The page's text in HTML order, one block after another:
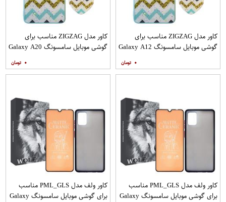
کاور مدل ZIGZAG مناسب برای
گوشی موبایل سامسونگ Galaxy A12
۰
کاور مدل ZIGZAG مناسب برای
گوشی موبایل سامسونگ Galaxy A20
۰
کاور ولف مدل PML_GLS مناسب
برای گوشی موبایل سامسونگ Galaxy
کاور ولف مدل PML_GLS مناسب
برای گوشی موبایل سامسونگ Galaxy